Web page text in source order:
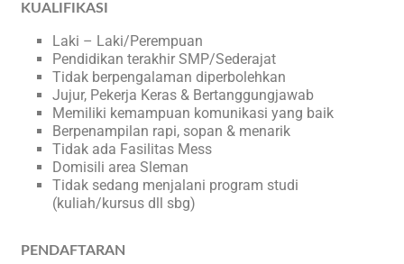
KUALIFIKASI
Laki – Laki/Perempuan
Pendidikan terakhir SMP/Sederajat
Tidak berpengalaman diperbolehkan
Jujur, Pekerja Keras & Bertanggungjawab
Memiliki kemampuan komunikasi yang baik
Berpenampilan rapi, sopan & menarik
Tidak ada Fasilitas Mess
Domisili area Sleman
Tidak sedang menjalani program studi
(kuliah/kursus dll sbg)
PENDAFTARAN